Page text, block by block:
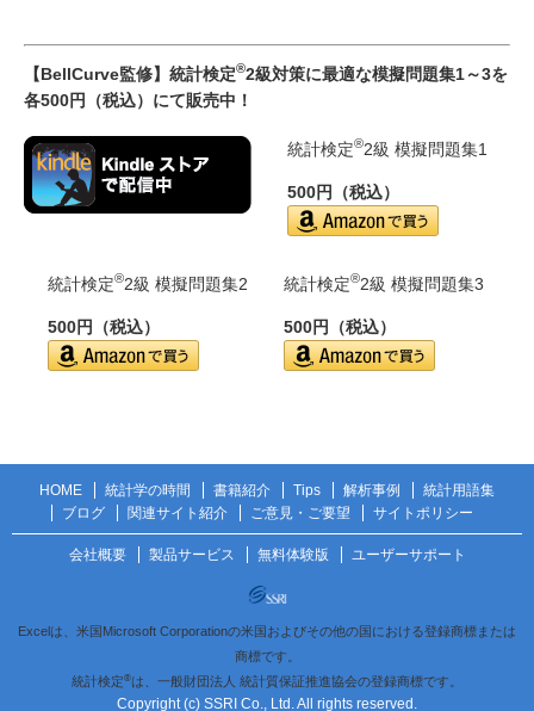
【BellCurve監修】統計検定®2級対策に最適な模擬問題集1～3を
各500円（税込）にて販売中！
統計検定®2級 模擬問題集1
500円（税込）
統計検定®2級 模擬問題集2
500円（税込）
統計検定®2級 模擬問題集3
500円（税込）
HOME 統計学の時間 書籍紹介 Tips 解析事例
統計用語集
ブログ
関連サイト紹介 ご意見・ご要望 サイトポリシー
会社概要 製品サービス 無料体験版 ユーザーサポート
Excelは、米国Microsoft Corporationの米国およびその他の国における登録商標または
商標です。
統計検定®は、一般財団法人 統計質保証推進協会の登録商標です。
Copyright (c) SSRI Co., Ltd. All rights reserved.